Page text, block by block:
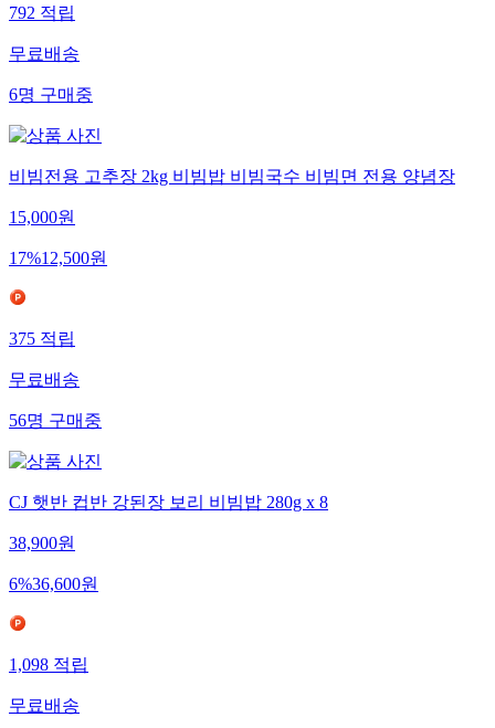
792적립
무료배송
6명구매중
비빔전용 고추장 2kg 비빔밥 비빔국수 비빔면 전용 양념장
15,000원
17%12,500원
375적립
무료배송
56명구매중
CJ 햇반 컵반 강된장 보리 비빔밥 280g x 8
38,900원
6%36,600원
1,098적립
무료배송